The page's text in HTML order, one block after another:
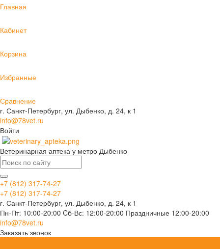
Главная
Кабинет
Корзина
Избранные
Сравнение
г. Санкт-Петербург, ул. Дыбенко, д. 24, к 1
info@78vet.ru
Войти
Ветеринарная аптека у метро Дыбенко
+7 (812) 317-74-27
+7 (812) 317-74-27
г. Санкт-Петербург, ул. Дыбенко, д. 24, к 1
Пн-Пт: 10:00-20:00 Cб-Вс: 12:00-20:00 Праздничные 12:00-20:00
info@78vet.ru
Заказать звонок